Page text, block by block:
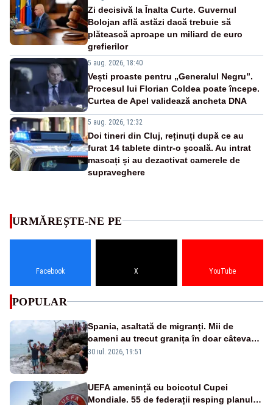
Zi decisivă la Înalta Curte. Guvernul
Bolojan află astăzi dacă trebuie să
plătească aproape un miliard de euro
grefierilor
5 aug. 2026, 18:40
Vești proaste pentru „Generalul Negru”.
Procesul lui Florian Coldea poate începe.
Curtea de Apel validează ancheta DNA
5 aug. 2026, 12:32
Doi tineri din Cluj, reținuți după ce au
furat 14 tablete dintr-o școală. Au intrat
mascați și au dezactivat camerele de
supraveghere
URMĂREȘTE-NE PE
Facebook X YouTube
POPULAR
Spania, asaltată de migranți. Mii de
oameni au trecut granița în doar câteva
zile
30 iul. 2026, 19:51
UEFA amenință cu boicotul Cupei
Mondiale. 55 de federații resping planul